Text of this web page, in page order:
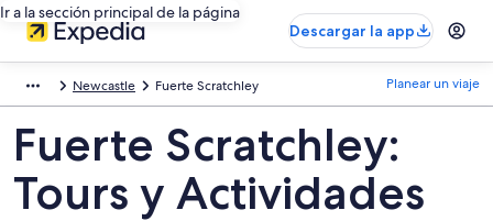
Ir a la sección principal de la página
Descargar la app
Newcastle Fuerte Scratchley Planear un viaje
Fuerte Scratchley:
Tours y Actividades